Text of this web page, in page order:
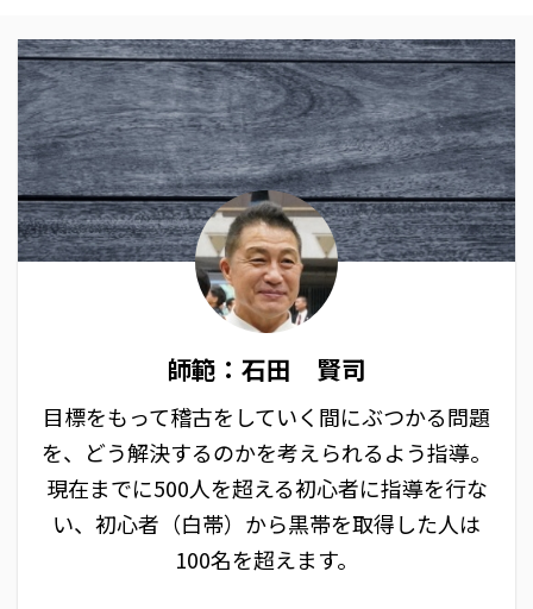
師範：石田 賢司
目標をもって稽古をしていく間にぶつかる問題
を、どう解決するのかを考えられるよう指導。
現在までに500人を超える初心者に指導を行な
い、初心者（白帯）から黒帯を取得した人は
100名を超えます。